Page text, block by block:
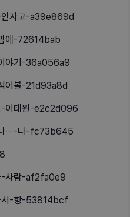
안자고-a39e869d
에-72614bab
야기-36a056a9
어볼-21d93a8d
-이태원-e2c2d096
나…-나-fc73b645
-사람-af2fa0e9
서-항-53814bcf